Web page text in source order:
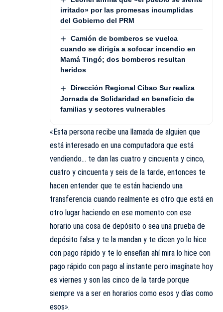
irritado» por las promesas incumplidas
del Gobierno del PRM
Camión de bomberos se vuelca
cuando se dirigía a sofocar incendio en
Mamá Tingó; dos bomberos resultan
heridos
Dirección Regional Cibao Sur realiza
Jornada de Solidaridad en beneficio de
familias y sectores vulnerables
«Esta persona recibe una llamada de alguien que
está interesado en una computadora que está
vendiendo… te dan las cuatro y cincuenta y cinco,
cuatro y cincuenta y seis de la tarde, entonces te
hacen entender que te están haciendo una
transferencia cuando realmente es otro que está en
otro lugar haciendo en ese momento con ese
horario una cosa de depósito o sea una prueba de
depósito falsa y te la mandan y te dicen yo lo hice
con pago rápido y te lo enseñan ahí mira lo hice con
pago rápido con pago al instante pero imagínate hoy
es viernes y son las cinco de la tarde porque
siempre va a ser en horarios como esos y días como
esos».